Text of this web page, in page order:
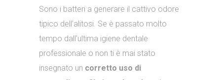
Sono i batteri a generare il cattivo odore
tipico dell’alitosi. Se è passato molto
tempo dall’ultima igiene dentale
professionale o non ti è mai stato
insegnato un corretto uso di